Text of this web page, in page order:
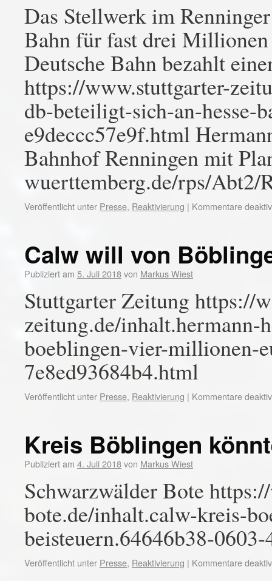
Das Stellwerk im
Bahn für fast drei
Deutsche Bahn bezahlt
https://www.stuttgarter-
db-beteiligt-sich-an-hesse-
e9deccc57e9f.html
Bahnhof Renningen mit
wuerttemberg.de/rps/Abt2/
Veröffentlicht unter Presse, Reaktivierung | Kommentare
Calw will von
Publiziert am 5. Juli 2018von Markus Wiest
Stuttgarter Zeitung https://
zeitung.de/
boeblingen-vier-millionen-
7e8ed93684b4.html
Veröffentlicht unter Presse, Reaktivierung | Kommentare
Kreis Böblingen
Publiziert am 4. Juli 2018von Markus Wiest
Schwarzwälder Bote
bote.de/inhalt.calw-kreis-
beisteuern.64646b38-
Veröffentlicht unter Presse, Reaktivierung | Kommentare